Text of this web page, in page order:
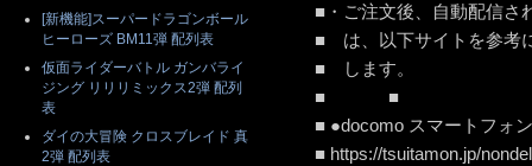
■・ご注文後、自動配信さ
■ は、以下サイトを参考
■ し
■ ■
■ ●docomo スマート
■ https://tsuitamon.jp/
[新機能]スーパードラゴンボール
ヒーローズ BM11弾 配列表
仮面ライダーバトル ガンバライ
ジング リリリミックス2弾 配列
表
ダイの大冒険 クロスブレイド 真
2弾 配列表